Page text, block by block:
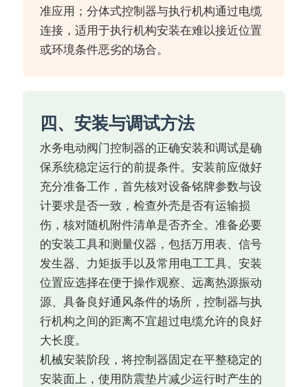
准应用；分体式控制器与执行机构通过电缆
连接，适用于执行机构安装在难以接近位置
或环境条件恶劣的场合。
四、安装与调试方法
水务电动阀门控制器的正确安装和调试是确
保系统稳定运行的前提条件。安装前应做好
充分准备工作，首先核对设备铭牌参数与设
计要求是否一致，检查外壳是否有运输损
伤，核对随机附件清单是否齐全。准备必要
的安装工具和测量仪器，包括万用表、信号
发生器、力矩扳手以及常用电工工具。安装
位置应选择在便于操作观察、远离热源振动
源、具备良好通风条件的场所，控制器与执
行机构之间的距离不宜超过电缆允许的良好
大长度。
机械安装阶段，将控制器固定在平整稳定的
安装面上，使用防震垫片减少运行时产生的